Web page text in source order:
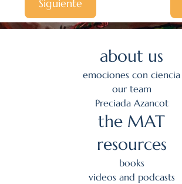
Siguiente
about us
emociones con ciencia
our team
Preciada Azancot
the MAT
resources
books
videos and podcasts